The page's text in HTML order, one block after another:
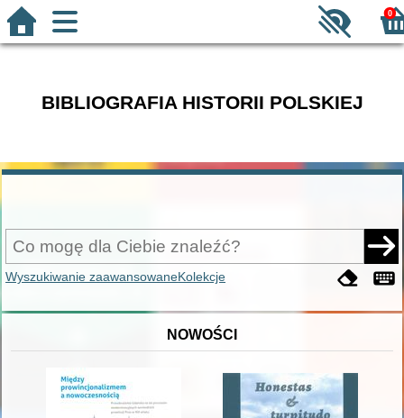
0
BIBLIOGRAFIA HISTORII POLSKIEJ
Wyszukiwanie zaawansowaneKolekcje
NOWOŚCI